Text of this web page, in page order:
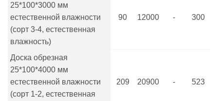
25*100*3000 мм
естественной влажности
(сорт 3-4, естественная
влажность)
90 12000 - 300
Доска обрезная
25*100*4000 мм
естественной влажности
(сорт 1-2, естественная
209 20900 - 523